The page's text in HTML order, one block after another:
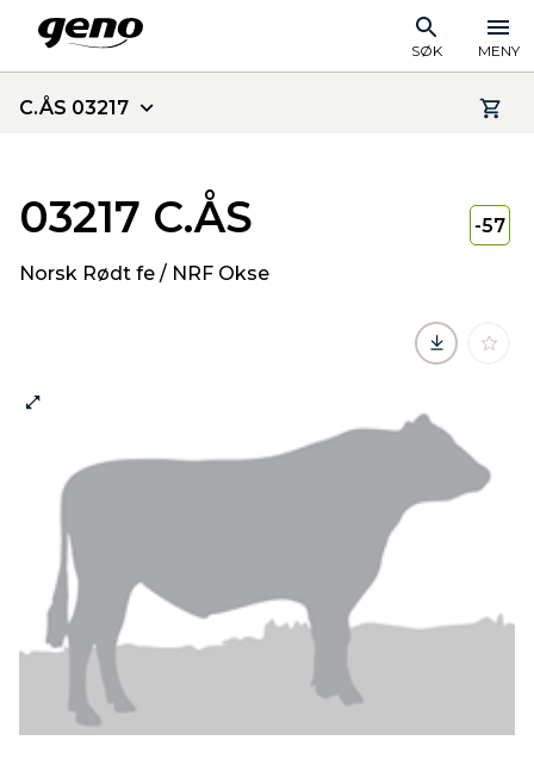
SØK MENY
C.ÅS 03217
03217 C.ÅS
Norsk Rødt fe / NRF Okse
-57